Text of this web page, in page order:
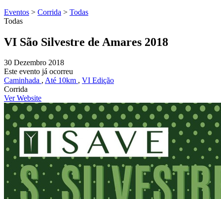
Eventos > Corrida > Todas
Todas
VI São Silvestre de Amares 2018
30 Dezembro 2018
Este evento já ocorreu
Caminhada , Até 10km , VI Edição
Corrida
Ver Website